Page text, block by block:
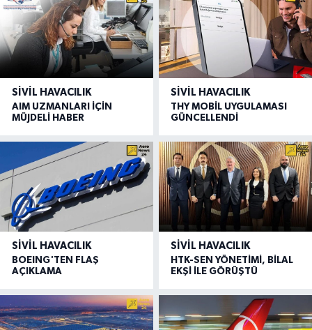
SIVIL HAVACILIK
AIM UZMANLARI İÇİN
MÜJDELİ HABER
SIVIL HAVACILIK
THY MOBİL UYGULAMASI
GÜNCELLENDİ
SIVIL HAVACILIK
BOEING'TEN FLAŞ
AÇIKLAMA
SIVIL HAVACILIK
HTK-SEN YÖNETİMİ, BİLAL
EKŞİ İLE GÖRÜŞTÜ